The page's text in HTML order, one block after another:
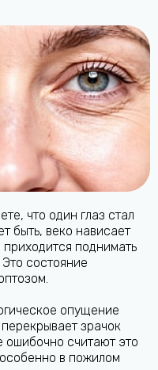
что один глаз стал
быть, веко нависает
поднимать
состояние
опущение
зрачок
ошибочно считают это
в пожилом